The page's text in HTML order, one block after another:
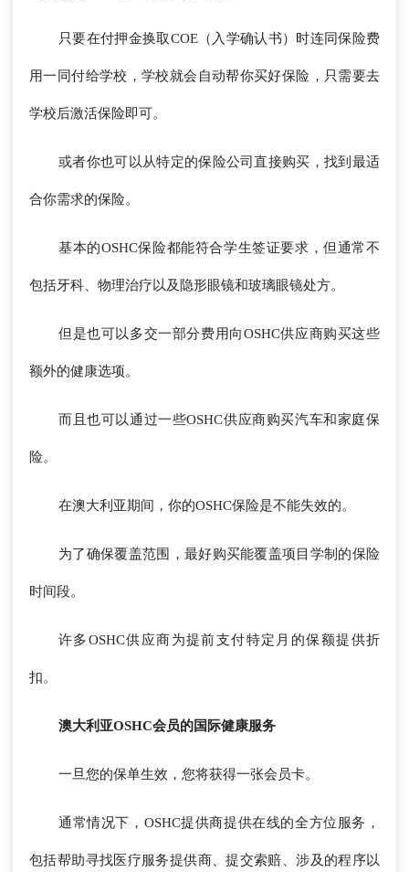
只要在付押金换取COE（入学确认书）时连同保险费
用一同付给学校，学校就会自动帮你买好保险，只需要去
学校后激活保险即可。
或者你也可以从特定的保险公司直接购买，找到最适
合你需求的保险。
基本的OSHC保险都能符合学生签证要求，但通常不
包括牙科、物理治疗以及隐形眼镜和玻璃眼镜处方。
但是也可以多交一部分费用向OSHC供应商购买这些
额外的健康选项。
而且也可以通过一些OSHC供应商购买汽车和家庭保
险。
在澳大利亚期间，你的OSHC保险是不能失效的。
为了确保覆盖范围，最好购买能覆盖项目学制的保险
时间段。
许多OSHC供应商为提前支付特定月的保额提供折
扣。
澳大利亚OSHC会员的国际健康服务
一旦您的保单生效，您将获得一张会员卡。
通常情况下，OSHC提供商提供在线的全方位服务，
包括帮助寻找医疗服务提供商、提交索赔、涉及的程序以